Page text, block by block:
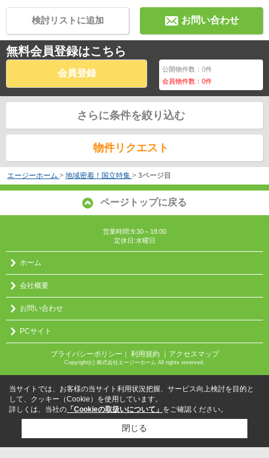
お問い合わせ
検討リストに追加
無料会員登録はこちら
会員登録 公開物件数：0件
会員物件数：0件
さらに条件を絞り込む
物件リクエスト
エージーホーム > 地域密着！国立特集 > 3ページ目
ページトップに戻る
営業時間:9:30～18:00
定休日:水曜日
ホーム
会社概要
お問い合わせ
PCサイト
プライバシーポリシー ｜ 利用規約 ｜アクセスマップ
Copyright(c) 株式会社エージーホーム All rights reserved.
当サイトでは、お客様の当サイト利用状況把握、サービス向上検討を目的と
して、クッキー（Cookie）を使用しています。
詳しくは、当社の 「Cookieの取扱いについて」 をご確認ください。
閉じる